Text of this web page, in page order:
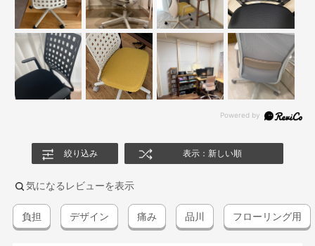
絞り込み 表示：新しい順
気になるレビューを表示
負担 デザイン 痛み 品川 フローリング用